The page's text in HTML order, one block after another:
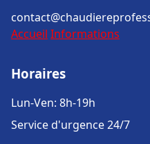
Accueil Informations
Horaires
Lun-Ven: 8h-19h
Service d'urgence 24/7